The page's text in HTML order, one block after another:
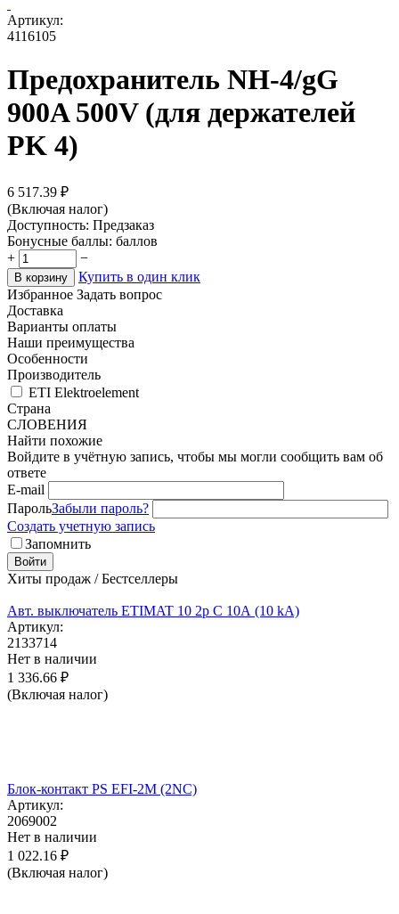
Артикул:
4116105
Предохранитель NH-4/gG
900A 500V (для держателей
PK 4)
6 517.39 ₽
(Включая налог)
Доступность: Предзаказ
Бонусные баллы: баллов
+
−
В корзину
Купить в один клик
Избранное Задать вопрос
Доставка
Варианты оплаты
Наши преимущества
Особенности
Производитель
ETI Elektroelement
Страна
СЛОВЕНИЯ
Найти похожие
Войдите в учётную запись, чтобы мы могли сообщить вам об
ответе
E-mail
ПарольЗабыли пароль?
Создать учетную запись
Запомнить
Войти
Хиты продаж / Бестселлеры
Авт. выключатель ETIMAT 10 2p C 10А (10 kA)
Артикул:
2133714
Нет в наличии
1 336.66 ₽
(Включая налог)
Блок-контакт PS EFI-2M (2NC)
Артикул:
2069002
Нет в наличии
1 022.16 ₽
(Включая налог)